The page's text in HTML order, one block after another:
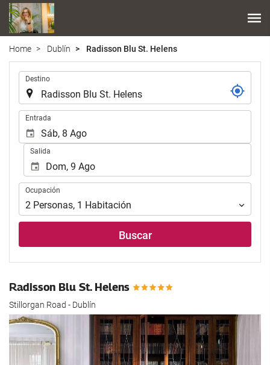
Home Dublín Radisson Blu St. Helens
Destino
Entrada
Salida
Ocupación
Ocupación
2 Personas, 1 Habitación
Buscar
Radisson Blu St. Helens
Stillorgan Road - Dublín